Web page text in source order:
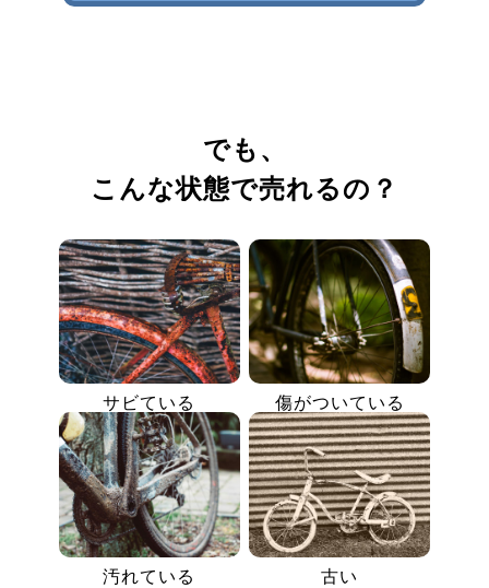
でも、
こんな状態で売れるの？
サビている 傷がついている
汚れている 古い